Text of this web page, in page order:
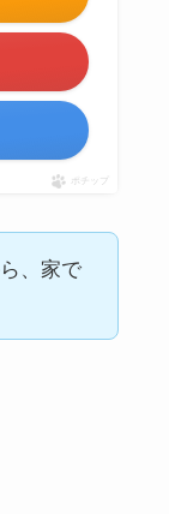
ポチップ
、家で